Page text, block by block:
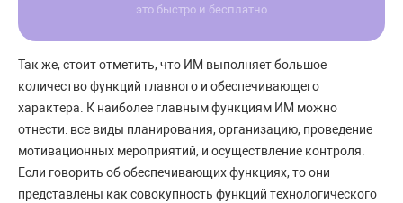
это быстро и бесплатно
Так же, стоит отметить, что ИМ выполняет большое
количество функций главного и обеспечивающего
характера. К наиболее главным функциям ИМ можно
отнести: все виды планирования, организацию, проведение
мотивационных мероприятий, и осуществление контроля.
Если говорить об обеспечивающих функциях, то они
представлены как совокупность функций технологического